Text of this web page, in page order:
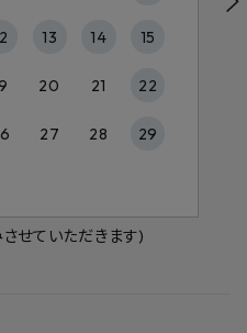
13 14 15
20 21 22
27 28 29
せていただきます)